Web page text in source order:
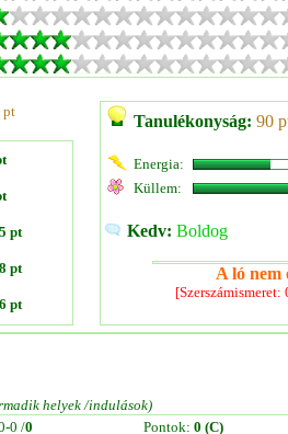
pt
pt
pt
pt
Tanulékonyság: 90
Energia:
Küllem:
Kedv: Boldog
A ló nem
helyek /indulások)
0 /0 Pontok: 0 (C)